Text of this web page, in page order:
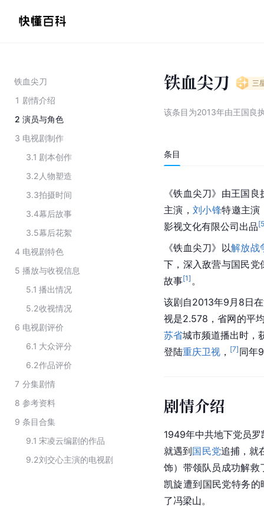
铁血尖刀
1 剧情介绍
2 演员与角色
3 电视剧制作
3.1 剧本创作
3.2 人物塑造
3.3拍摄时间
3.4幕后故事
3.5幕后花絮
4 电视剧特色
5 播放与收视信息
5.1 播出情况
5.2收视情况
6 电视剧评价
6.1 大众评分
6.2作品评价
7 分集剧情
8 参考资料
9 条目合集
9.1 宋凌云编剧的作品
9.2刘交心主演的电视剧
铁血尖刀 三
该条目为2013年由王国良
条目
《铁血尖刀》由王国良
主演，刘小锋特邀主演
影视文化有限公司出品[
《铁血尖刀》以解放战
下，深入敌营与国民党
故事[1] 。
该剧自2013年9月8日
视是2.578，省网的平
苏省城市频道播出时，
登陆重庆卫视 ， [7] 同年
剧情介绍
1949年中共地下党员
就遇到国民党追捕，就
饰）带领队员成功解救
凯旋遭到国民党特务的
了冯梁山。